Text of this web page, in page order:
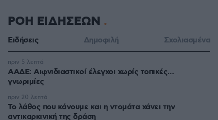
ΡΟΗ ΕΙΔΗΣΕΩΝ
Ειδήσεις Δημοφιλή Σχολιασμένα
ΑΑΔΕ: Αιφνιδιαστικοί έλεγχοι χωρίς τοπικές…
γνωριμίες
πριν 5 λεπτά
Το λάθος που κάνουμε και η ντομάτα χάνει την
αντικαρκινική της δράση
πριν 20 λεπτά